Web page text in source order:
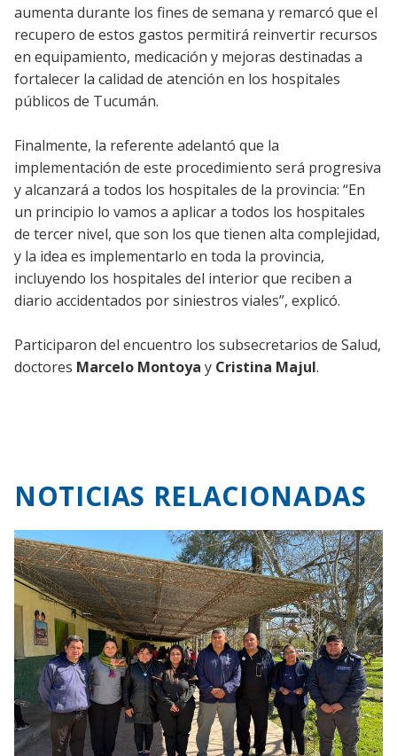
aumenta durante los fines de semana y remarcó que el
recupero de estos gastos permitirá reinvertir recursos
en equipamiento, medicación y mejoras destinadas a
fortalecer la calidad de atención en los hospitales
públicos de Tucumán.
Finalmente, la referente adelantó que la
implementación de este procedimiento será progresiva
y alcanzará a todos los hospitales de la provincia: “En
un principio lo vamos a aplicar a todos los hospitales
de tercer nivel, que son los que tienen alta complejidad,
y la idea es implementarlo en toda la provincia,
incluyendo los hospitales del interior que reciben a
diario accidentados por siniestros viales”, explicó.
Participaron del encuentro los subsecretarios de Salud,
doctores Marcelo Montoya y Cristina Majul.
NOTICIAS RELACIONADAS